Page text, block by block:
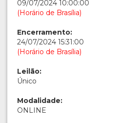
09/07/2024 10:00:00
(Horário de Brasília)
Encerramento:
24/07/2024 15:31:00
(Horário de Brasília)
Leilão:
Único
Modalidade:
ONLINE